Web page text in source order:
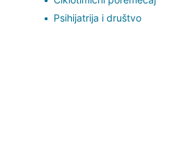
Psihijatrija i društvo